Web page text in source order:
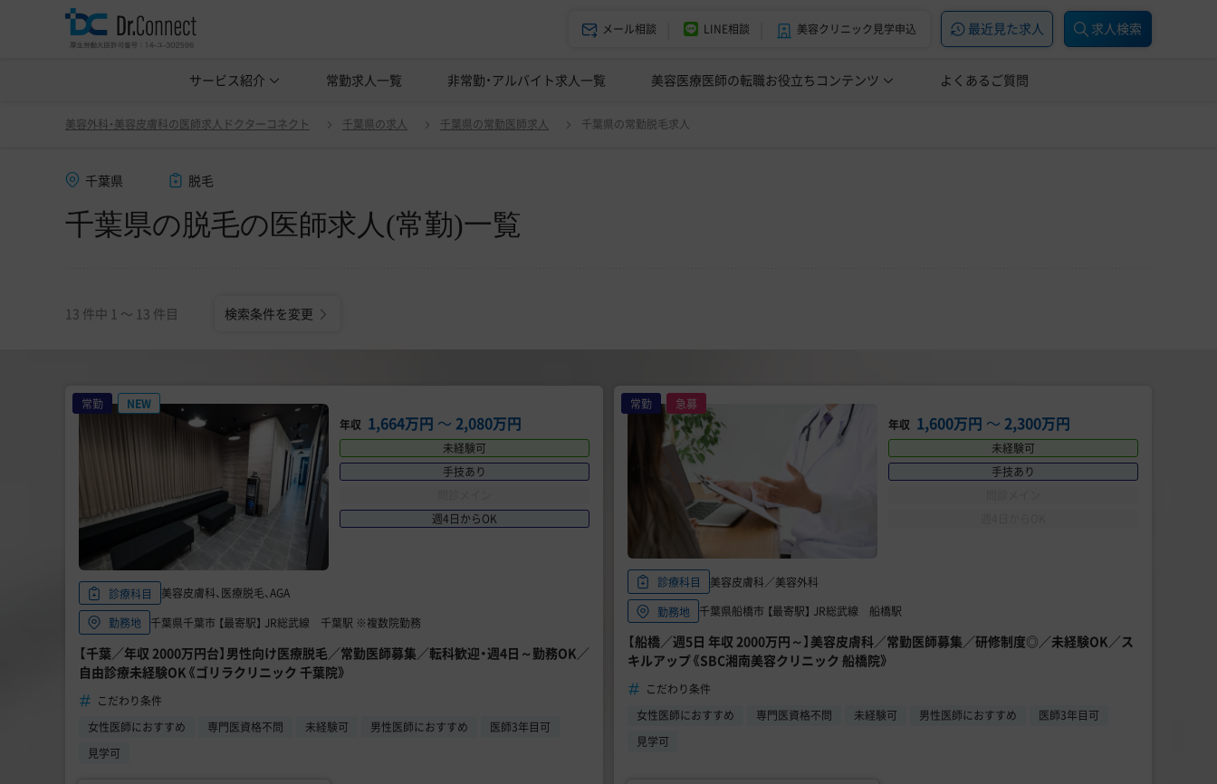
メール相談 LINE相談 美容クリニック見学申込 最近見た求人 求人検索
サービス紹介 ドクターコネクトの強み エージェント紹介
常勤求人一覧 非常勤・アルバイト求人一覧 美容医療医師の転職お役立ちコンテンツ
美容クリニック見学・研修情報 美容外科・美容皮膚科の医師転職体験談 美容クリニックインタビュー 美容医療の転職お役立ち記事 美容医療辞典
よくあるご質問
美容外科・美容皮膚科の医師求人ドクターコネクト 千葉県の求人 千葉県の常勤医師求人 千葉県の常勤脱毛求人
千葉県 脱毛
千葉県の脱毛の医師求人(常勤)一覧
13 件中 1 〜 13 件目 検索条件を変更
千葉県の脱毛の医師求人(常勤)一覧 変更
常勤
NEW
年収 1,664万円 〜 2,080万円
未経験可
手技あり
週4日からOK
診療科目
美容皮膚科、医療脱毛、AGA
勤務地
千葉県千葉市 【最寄駅】 JR総武線 千葉駅 ※複数院勤務
【千葉／年収 2000万円台】男性向け医療脱毛／常勤医師募集／転科歓迎・週4日～勤務OK／
自由診療未経験OK《ゴリラクリニック 千葉院》
こだわり条件
女性医師におすすめ
専門医資格不問 未経験可 男性医師におすすめ
医師3年目可
見学可
常勤
急募
年収 1,600万円 〜 2,300万円
未経験可
手技あり
診療科目
美容皮膚科／美容外科
勤務地
千葉県船橋市 【最寄駅】 JR総武線 船橋駅
【船橋／週5日 年収 2000万円～】美容皮膚科／常勤医師募集／研修制度◎／未経験OK／ス
キルアップ《SBC湘南美容クリニック 船橋院》
こだわり条件
女性医師におすすめ
専門医資格不問 未経験可 男性医師におすすめ
医師3年目可
見学可